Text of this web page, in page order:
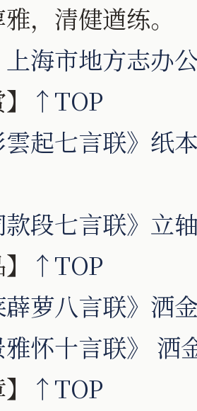
，清健遒练。
上海市地方志办
↑TOP
雲起七言联》
款段七言联》
↑TOP
薜萝八言联》
雅怀十言联》
↑TOP